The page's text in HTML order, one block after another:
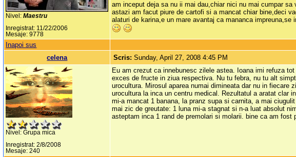
Nivel:Maestru
Inregistrat: 11/22/2006
Mesaje: 9778
am inceput deja sa nu ii mai dau,chiar nici nu mai cumpar
astazi am facut piure de cartofi si a mancat chiar bine,deci
alaturi de karina,e un mare avantaj ca mananca impreuna,se
Inapoi sus
celena
Scris:Sunday, April 27, 2008 4:45 PM
Nivel: Grupa mica
Inregistrat: 2/8/2008
Mesaje: 240
Eu am crezut ca innebunesc zilele astea. Ioana imi refuza
exces de fructe in ziua respectiva. Nu tu febra, nu tu alt
urocultura. Mirosul aparea numai dimineata dar nu in
urocultura la inca un centru medical. Rezultatul a aratat clar
mi-a mancat 1 banana, la pranz supa si carnita, a mai
mai zic de greutate: 1 luna mi-a stagnat si n-a luat absolut
asteptam inca 1 rand de premolari si molarii. bine ca am